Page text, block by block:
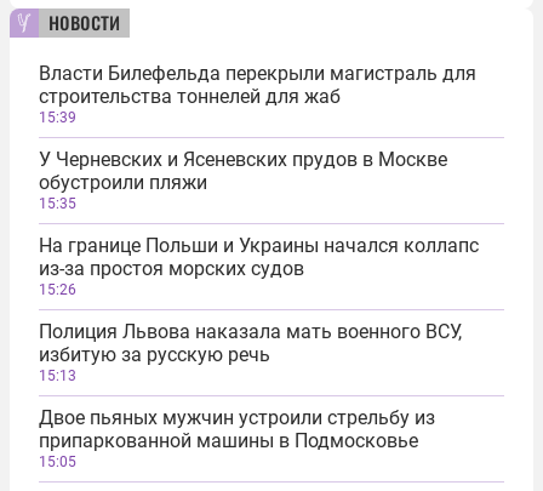
новости
Власти Билефельда перекрыли магистраль для
строительства тоннелей для жаб
15:39
У Черневских и Ясеневских прудов в Москве
обустроили пляжи
15:35
На границе Польши и Украины начался коллапс
из-за простоя морских судов
15:26
Полиция Львова наказала мать военного ВСУ,
избитую за русскую речь
15:13
Двое пьяных мужчин устроили стрельбу из
припаркованной машины в Подмосковье
15:05